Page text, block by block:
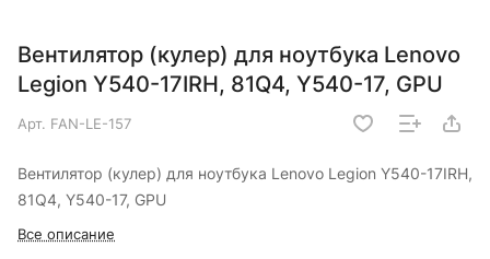
Вентилятор (кулер) для ноутбука Lenovo
Legion Y540-17IRH, 81Q4, Y540-17, GPU
Арт. FAN-LE-157
Вентилятор (кулер) для ноутбука Lenovo Legion Y540-17IRH,
81Q4, Y540-17, GPU
Все описание